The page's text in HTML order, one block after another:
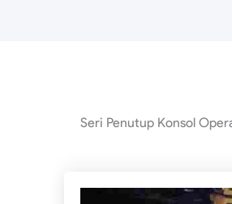
Seri Penutup Konsol